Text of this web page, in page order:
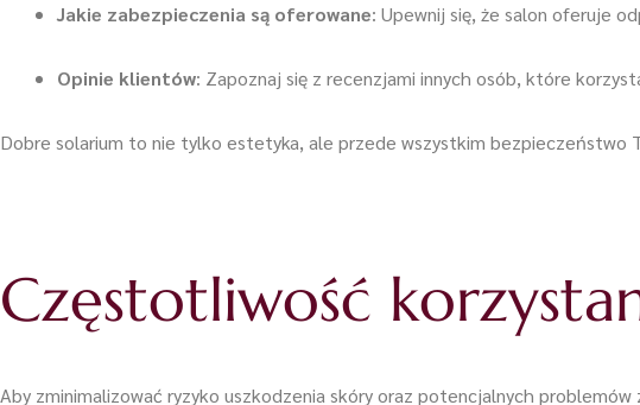
Jakie zabezpieczenia są oferowane: Upewnij się, że salon oferuje
Opinie klientów: Zapoznaj się z recenzjami innych osób, które
Dobre solarium to nie tylko estetyka, ale przede wszystkim bezpieczeństwo
Częstotliwość
Aby zminimalizować ryzyko uszkodzenia skóry oraz potencjalnych